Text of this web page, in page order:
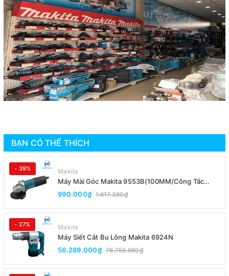
BẠN CÓ THỂ THÍCH
- 39% Makita
Máy Mài Góc Makita 9553B(100MM/Công Tắc
Đuôi)
990.000₫ 1.617.380₫
- 27% Makita
Máy Siết Cắt Bu Lông Makita 6924N
56.289.000₫ 76.756.680₫